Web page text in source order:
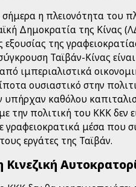
σήμερα η πλειονότητα του
Δημοκρατία της Κίνας
εξουσίας της
Ταϊβάν-Κίνας
ιμπεριαλιστικά
ουσιαστικό στην
καθόλου
την πολιτική του ΚΚΚ δεν
γραφειοκρατικά μέσα που
εργάτες της Ταϊβάν.
Κινεζική